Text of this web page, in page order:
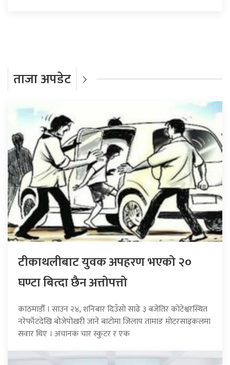
ताजा अपडेट
टीकाथलीबाट युवक अपहरण भएको २०
घण्टा बित्दा छैन अत्तोपत्तो
काठमाडौँ । साउन २४, शनिबार दिउँसो साढे ३ बजेतिर कोटेश्वरस्थित
नरेफाँटदेखि बोजेपोखरी जाने बाटोमा जिलाप तामाङ मोटरसाइकलमा
सवार थिए । अचानक चार स्कुटर र एक